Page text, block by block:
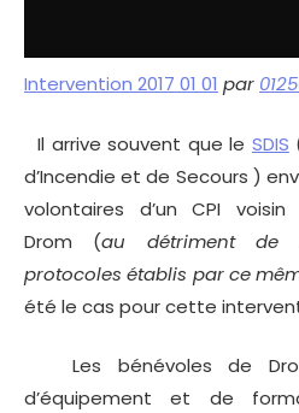
Intervention 2017 01 01 par
Il arrive souvent que le SDIS
d’Incendie et de Secours )
volontaires d’un CPI
Drom (au détriment de
protocoles établis par ce
été le cas pour cette
Les bénévoles de
d’équipement et de